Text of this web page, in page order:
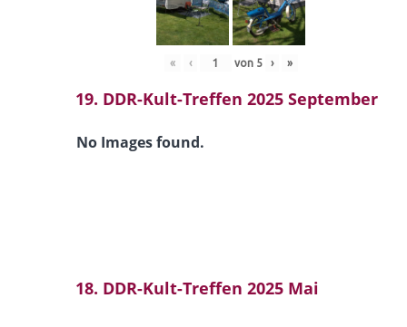
« ‹ von 5 › »
19. DDR-Kult-Treffen 2025 September
No Images found.
18. DDR-Kult-Treffen 2025 Mai